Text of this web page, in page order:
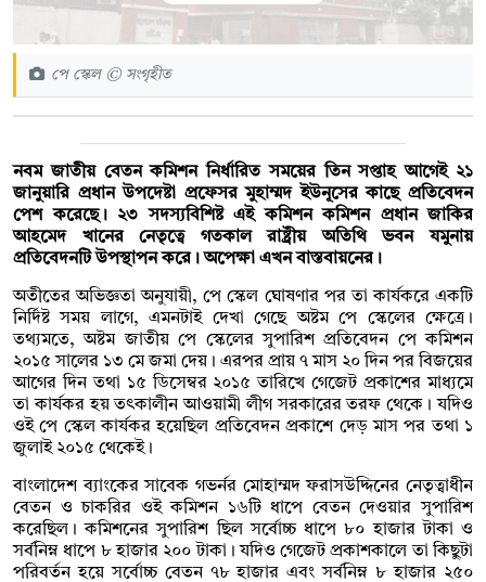
পে স্কেল © সংগৃহীত
নবম জাতীয় বেতন কমিশন নির্ধারিত সময়ের তিন সপ্তাহ আগেই ২১
জানুয়ারি প্রধান উপদেষ্টা প্রফেসর মুহাম্মদ ইউনূসের কাছে প্রতিবেদন
পেশ করেছে। ২৩ সদস্যবিশিষ্ট এই কমিশন কমিশন প্রধান জাকির
আহমেদ খানের নেতৃত্বে গতকাল রাষ্ট্রীয় অতিথি ভবন যমুনায়
প্রতিবেদনটি উপস্থাপন করে। অপেক্ষা এখন বাস্তবায়নের।
অতীতের অভিজ্ঞতা অনুযায়ী, পে স্কেল ঘোষণার পর তা কার্যকরে একটি
নির্দিষ্ট সময় লাগে, এমনটাই দেখা গেছে অষ্টম পে স্কেলের ক্ষেত্রে।
তথ্যমতে, অষ্টম জাতীয় পে স্কেলের সুপারিশ প্রতিবেদন পে কমিশন
২০১৫ সালের ১৩ মে জমা দেয়। এরপর প্রায় ৭ মাস ২০ দিন পর বিজয়ের
আগের দিন তথা ১৫ ডিসেম্বর ২০১৫ তারিখে গেজেট প্রকাশের মাধ্যমে
তা কার্যকর হয় তৎকালীন আওয়ামী লীগ সরকারের তরফ থেকে। যদিও
ওই পে স্কেল কার্যকর হয়েছিল প্রতিবেদন প্রকাশে দেড় মাস পর তথা ১
জুলাই ২০১৫ থেকেই।
বাংলাদেশ ব্যাংকের সাবেক গভর্নর মোহাম্মদ ফরাসউদ্দিনের নেতৃত্বাধীন
বেতন ও চাকরির ওই কমিশন ১৬টি ধাপে বেতন দেওয়ার সুপারিশ
করেছিল। কমিশনের সুপারিশ ছিল সর্বোচ্চ ধাপে ৮০ হাজার টাকা ও
সর্বনিম্ন ধাপে ৮ হাজার ২০০ টাকা। যদিও গেজেট প্রকাশকালে তা কিছুটা
পরিবর্তন হয়ে সর্বোচ্চ বেতন ৭৮ হাজার এবং সর্বনিম্ন ৮ হাজার ২৫০